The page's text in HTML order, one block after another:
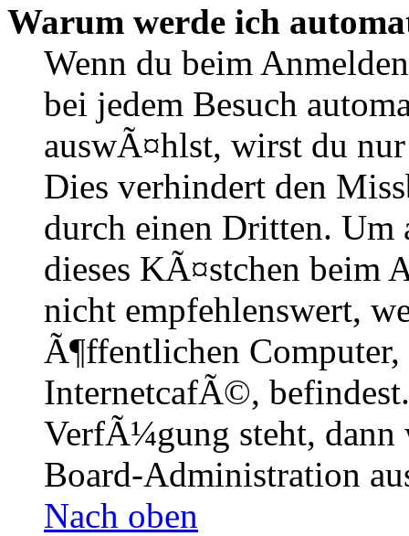
Warum werde ich
Wenn du beim
bei jedem Besuch
auswÃ¤hlst, wirst du
Dies verhindert den
durch einen Dritten. Um
dieses KÃ¤stchen beim
nicht empfehlenswert,
Ã¶ffentlichen
InternetcafÃ©,
VerfÃ¼gung steht, dann
Board-Administration
Nach oben